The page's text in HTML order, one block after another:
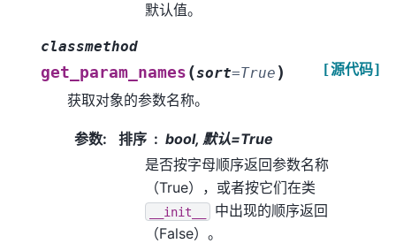
默认值。
classmethod
get_param_names (sort=True ) [源代码]
获取对象的参数名称。
参数: 排序
bool, 默认=True
是否按字母顺序返回参数名称
（True），或者按它们在类
__init__
中出现的顺序返回
（False）。